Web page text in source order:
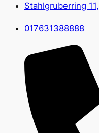
Stahlgruberring
017631388888